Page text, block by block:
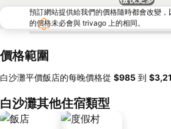
預訂網站提供給我們的價格隨時都會改變
的價格未必會與 trivago 上的相同。
價格範圍
白沙灘平價飯店的每晚價格從 ‎$985 到
白沙灘其他住宿類型